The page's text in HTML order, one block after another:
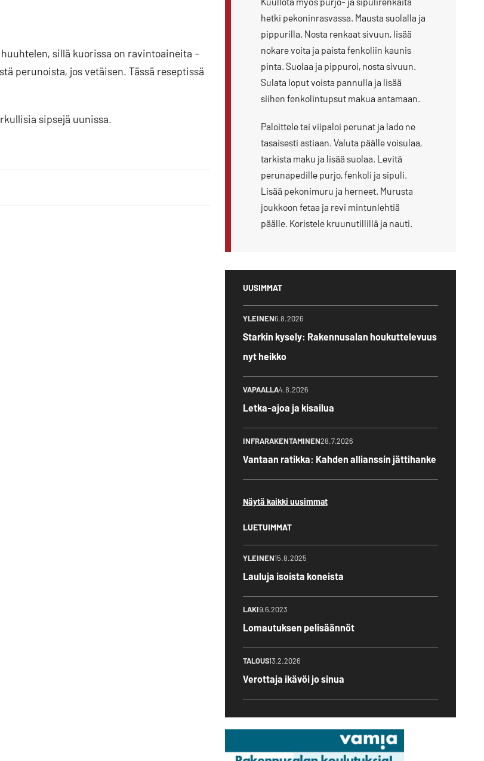
sillä kuorissa on ravintoaineita –
perunoista, jos vetäisen. Tässä reseptissä
sipsejä uunissa.
hetki pekoninrasvassa. Mausta suolalla ja
pippurilla. Nosta renkaat sivuun, lisää
nokare voita ja paista fenkoliin kaunis
pinta. Suolaa ja pippuroi, nosta sivuun.
Sulata loput voista pannulla ja lisää
siihen fenkolintupsut makua antamaan.
Paloittele tai viipaloi perunat ja lado ne
tasaisesti astiaan. Valuta päälle voisulaa,
tarkista maku ja lisää suolaa. Levitä
perunapedille purjo, fenkoli ja sipuli.
Lisää pekonimuru ja herneet. Murusta
joukkoon fetaa ja revi mintunlehtiä
päälle. Koristele kruunutillillä ja nauti.
UUSIMMAT
YLEINEN6.8.2026
Starkin kysely: Rakennusalan houkuttelevuus
nyt heikko
VAPAALLA4.8.2026
Letka-ajoa ja kisailua
INFRARAKENTAMINEN28.7.2026
Vantaan ratikka: Kahden allianssin jättihanke
Näytä kaikki uusimmat
LUETUIMMAT
YLEINEN15.8.2025
Lauluja isoista koneista
LAKI9.6.2023
Lomautuksen pelisäännöt
TALOUS13.2.2026
Verottaja ikävöi jo sinua